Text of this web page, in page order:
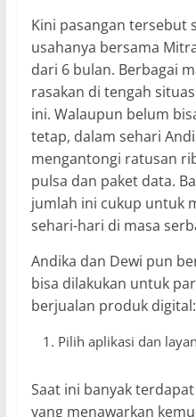
Kini pasangan tersebut
usahanya bersama
dari 6 bulan. Berbagai
rasakan di tengah
ini. Walaupun belum
tetap, dalam sehari
mengantongi ratusan
pulsa dan paket data.
jumlah ini cukup untuk
sehari-hari di masa
Andika dan Dewi pun
bisa dilakukan untuk
berjualan produk digital:
Pilih aplikasi dan
Saat ini banyak
yang menawarkan